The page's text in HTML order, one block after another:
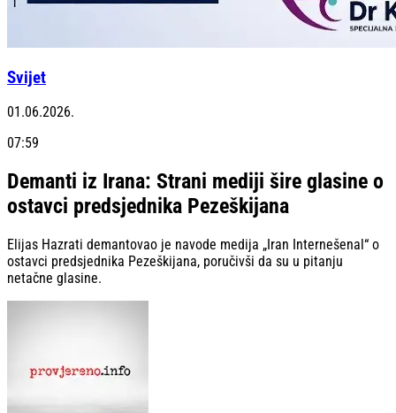
Svijet
01.06.2026.
07:59
Demanti iz Irana: Strani mediji šire glasine o
ostavci predsjednika Pezeškijana
Elijas Hazrati demantovao je navode medija „Iran Internešenal“ o
ostavci predsjednika Pezeškijana, poručivši da su u pitanju
netačne glasine.